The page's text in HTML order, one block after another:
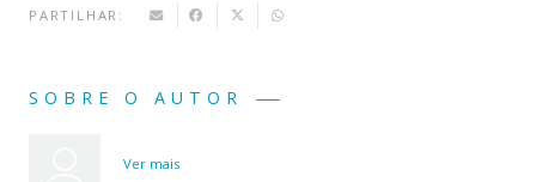
PARTILHAR:
SOBRE O AUTOR
Ver mais